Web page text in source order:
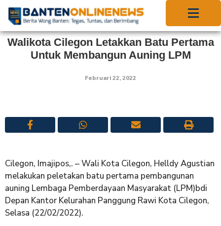
Walikota Cilegon Letakkan Batu Pertama
Untuk Membangun Auning LPM
Februari 22, 2022
Cilegon, Imajipos,. – Wali Kota Cilegon, Helldy Agustian
melakukan peletakan batu pertama pembangunan
auning Lembaga Pemberdayaan Masyarakat (LPM)bdi
Depan Kantor Kelurahan Panggung Rawi Kota Cilegon,
Selasa (22/02/2022).